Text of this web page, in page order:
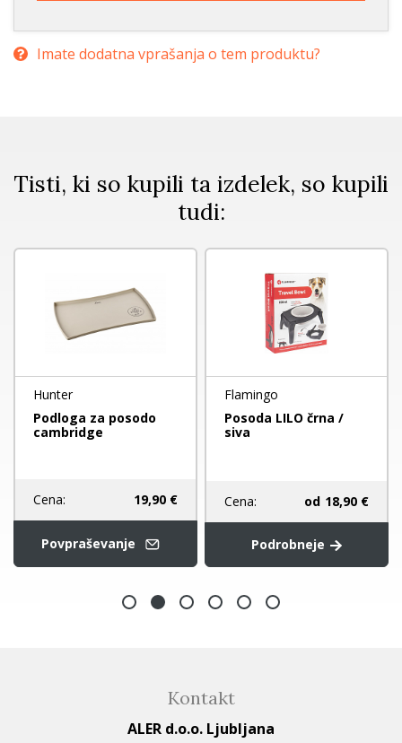
Imate dodatna vprašanja o tem produktu?
Tisti, ki so kupili ta izdelek, so kupili
tudi:
Hunter
Podloga za posodo
cambridge
Cena: 19,90 €
Povpraševanje
Flamingo
Posoda LILO črna /
siva
Cena: od 18,90 €
Podrobneje
Kontakt
ALER d.o.o. Ljubljana